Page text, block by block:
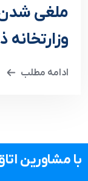
ملغی شدن
ادامه مطلب
با مشاورین